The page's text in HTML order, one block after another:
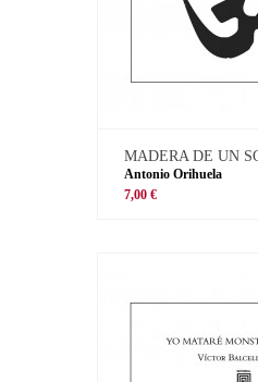
MADERA DE UN
Antonio Orihuela
7,00 €